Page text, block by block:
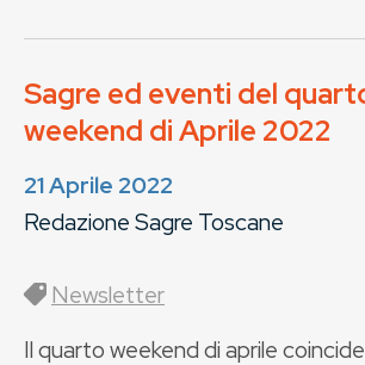
Sagre ed eventi del
weekend di Aprile 2022
21 Aprile 2022
Redazione Sagre Toscane
Newsletter
Il quarto weekend di aprile